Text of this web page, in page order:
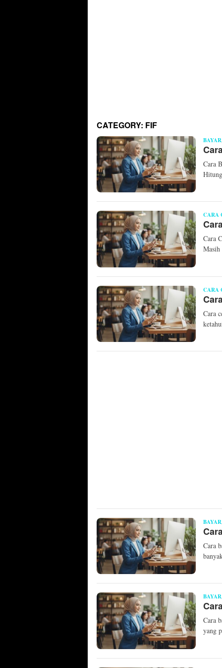
CATEGORY: FIF
BAYAR,
Cara
CARA
Cara
Masih
CARA
Cara
BAYAR
Cara
BAYAR,
Cara
yang